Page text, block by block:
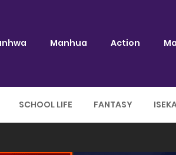
Manhua Action
SCHOOL LIFE FANTASY